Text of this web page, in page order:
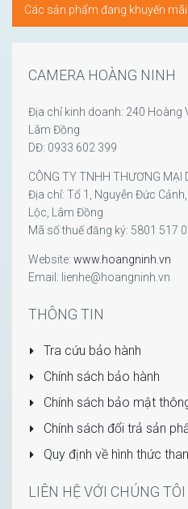
Các sản phẩm đang khuyến mãi
CAMERA HOÀNG NINH
Địa chỉ kinh doanh: 240 Hoàng
Lâm Đồng
DĐ: 0933 602 399
CÔNG TY TNHH THƯƠNG MẠI
Địa chỉ: Tổ 1, Nguyễn Đức
Lộc, Lâm Đồng
Mã số thuế đăng ký: 5801 517
Website: www.hoangninh.vn
Email: lienhe@hoangninh.vn
THÔNG TIN
Tra cứu bảo hành
Chính sách bảo hành
Chính sách bảo mật
Chính sách đổi trả sản
Quy định về hình thức
LIÊN HỆ VỚI CHÚNG TÔI